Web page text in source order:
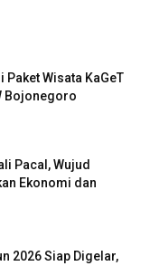
Wisata KaGeT
Bojonegoro
Pacal, Wujud
Ekonomi dan
2026 Siap Digelar,